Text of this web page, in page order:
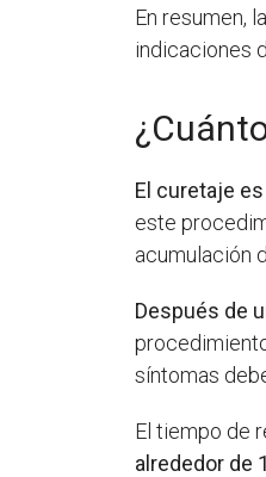
En resumen,
indicaciones
El curetaje
este
acumulación
Después de
síntomas
El tiempo de
alrededor de